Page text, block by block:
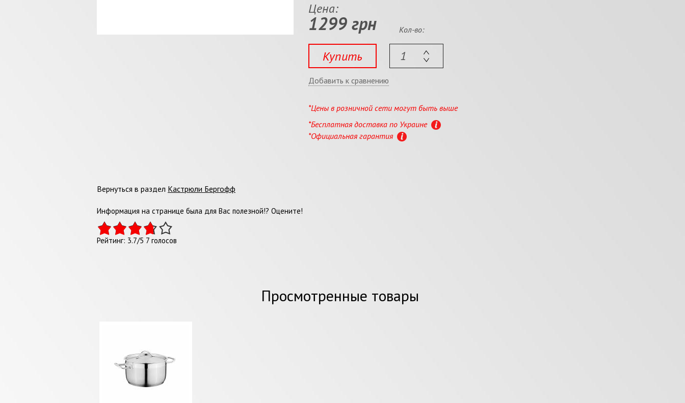
Цена:
1299 грн
Купить
Кол-во:
Добавить к сравнению
*Цены в розничной сети могут быть выше
*Бесплатная доставка по Украине
*Официальная гарантия
Вернуться в раздел Кастрюли Бергофф
Информация на странице была для Вас полезной!? Оцените!
Рейтинг: 3.7/5 7 голосов
Просмотренные товары